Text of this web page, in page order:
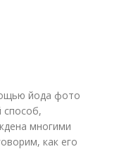
йода фото
способ,
многими
как его